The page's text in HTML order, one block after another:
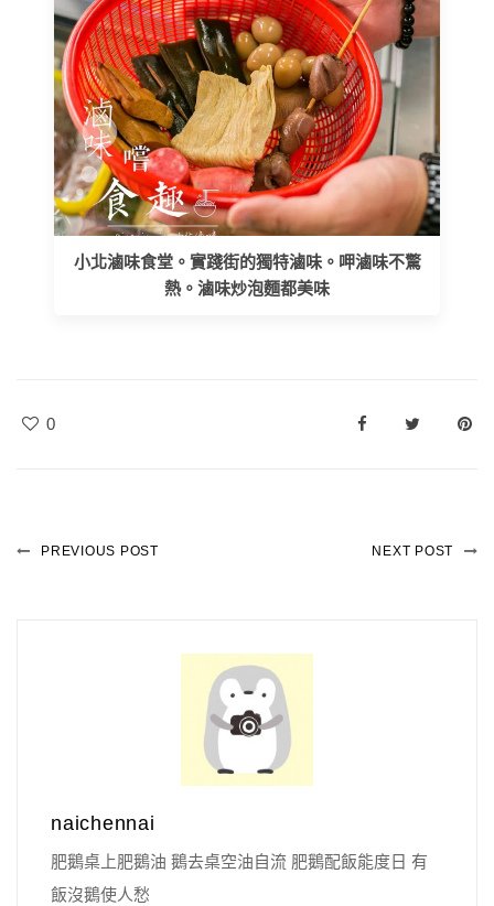
小北滷味食堂。實踐街的獨特滷味。呷滷味不驚
熱。滷味炒泡麵都美味
0
PREVIOUS POST NEXT POST
naichennai
肥鵝桌上肥鵝油 鵝去桌空油自流 肥鵝配飯能度日 有
飯沒鵝使人愁